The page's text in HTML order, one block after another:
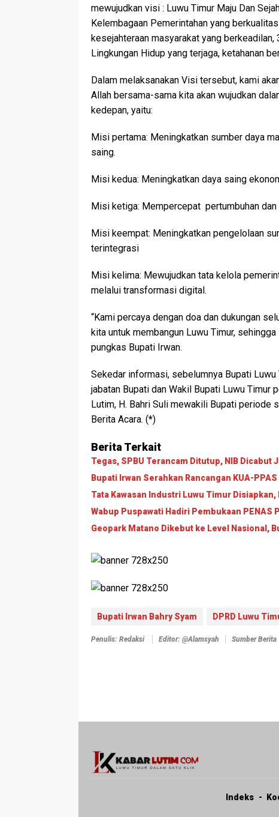
mewujudkan visi : Luwu Timur Maju Dan
Kelembagaan Pemerintahan yang
kesejahteraan masyarakat yang
Lingkungan Hidup yang terjaga, ketahanan
Dalam melaksanakan Visi tersebut, kami
Allah bersama-sama kita akan wujudkan
kedepan, yaitu:
Misi pertama: Meningkatkan sumber daya
saing.
Misi kedua: Meningkatkan daya saing
Misi ketiga: Mempercepat pertumbuhan
Misi keempat: Meningkatkan pengelolaan
terintegrasi
Misi kelima: Mewujudkan tata kelola
melalui transformasi digital.
“Kami percaya dengan doa dan dukungan
kita untuk membangun Luwu Timur,
pungkas Bupati Irwan.
Sekedar informasi, sebelumnya Bupati
jabatan Bupati dan Wakil Bupati Luwu
Lutim, H. Bahri Suli mewakili Bupati periode
Berita Acara. (*)
Berita Terkait
Tegas, SPBU Terancam Ditutup, NIB Dicabut
Bupati Irwan Serahkan Rancangan KUA-
Tata Kawasan Industri Luwu Timur
Wabup Puspawati Hadiri Pembukaan PENAS
Geopark Matano Dikebut ke Level Nasional,
Bupati Irwan Bahry Syam DPRD Luwu
Penulis: Redaksi Editor: @alamsyah Sumber Berita
Indeks